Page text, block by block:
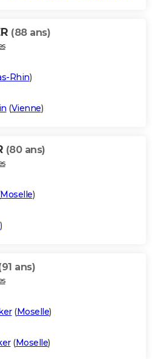
(88 ans)
Rhin)
(Vienne)
(80 ans)
Moselle)
)
ans)
(Moselle)
(Moselle)